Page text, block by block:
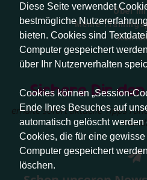
Diese Seite verwendet
bestmögliche
bieten. Cookies sind
Computer gespeichert
über Ihr Nutzerverhalten
Cookies können „Session-
Ende Ihres Besuches auf
automatisch gelöscht werden
Cookies, die für eine
Computer gespeichert
löschen.
Über
Meine
Sichere Dir
erhalte sofort aktuelle Tipps
Hund.